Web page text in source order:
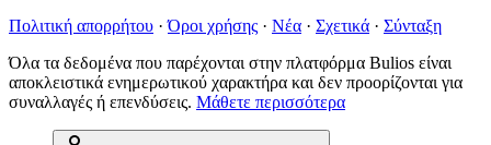
Πολιτική απορρήτου · Όροι χρήσης · Νέα · Σχετικά · Σύνταξη
Όλα τα δεδομένα που παρέχονται στην πλατφόρμα Bulios είναι
αποκλειστικά ενημερωτικού χαρακτήρα και δεν προορίζονται για
συναλλαγές ή επενδύσεις. Μάθετε περισσότερα